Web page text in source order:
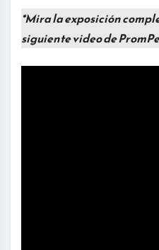
*Mira la exposición
siguiente video de